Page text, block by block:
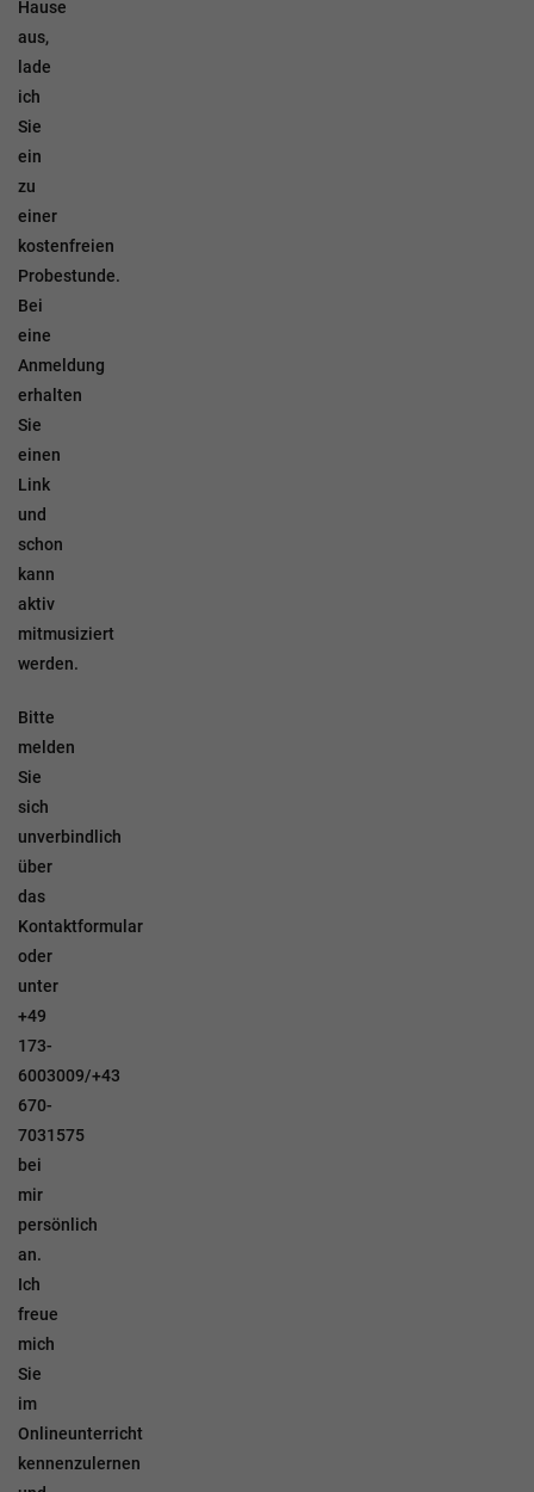
Hause
aus,
lade
ich
Sie
ein
zu
einer
kostenfreien
Probestunde.
Bei
eine
Anmeldung
erhalten
Sie
einen
Link
und
schon
kann
aktiv
mitmusiziert
werden.
Bitte
melden
Sie
sich
unverbindlich
über
das
Kontaktformular
oder
unter
+49
173-
6003009/+43
670-
7031575
bei
mir
persönlich
an.
Ich
freue
mich
Sie
im
Onlineunterricht
kennenzulernen